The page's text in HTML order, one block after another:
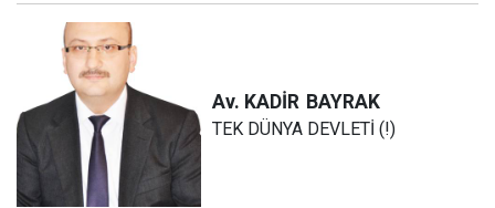
Av. KADİR BAYRAK
TEK DÜNYA DEVLETİ (!)